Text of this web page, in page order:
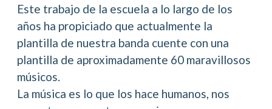
Este trabajo de la escuela a lo largo de los
años ha propiciado que actualmente la
plantilla de nuestra banda cuente con una
plantilla de aproximadamente 60 maravillosos
músicos.
La música es lo que los hace humanos, nos